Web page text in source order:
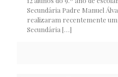
Secundária Padre Manuel
realizaram recentemente
Secundária […]